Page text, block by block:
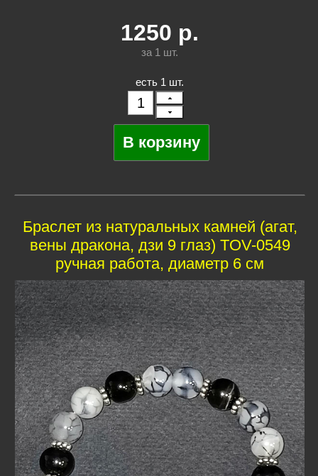
1250 р.
за 1 шт.
есть 1 шт.
Браслет из натуральных камней (агат,
вены дракона, дзи 9 глаз) TOV-0549
ручная работа, диаметр 6 см